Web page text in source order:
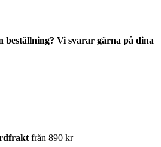
beställning? Vi svarar gärna på dina
från 890 kr